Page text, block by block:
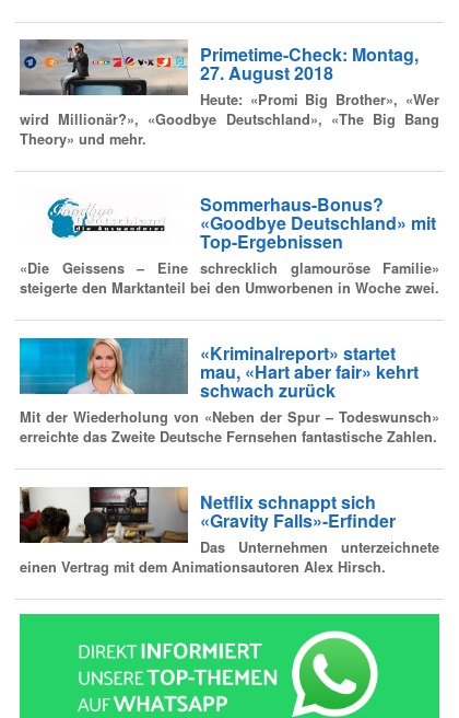
Primetime-Check: Montag,
27. August 2018
Heute: «Promi Big Brother», «Wer
wird Millionär?», «Goodbye Deutschland», «The Big Bang
Theory» und mehr.
Sommerhaus-Bonus?
«Goodbye Deutschland» mit
Top-Ergebnissen
«Die Geissens – Eine schrecklich glamouröse Familie»
steigerte den Marktanteil bei den Umworbenen in Woche zwei.
«Kriminalreport» startet
mau, «Hart aber fair» kehrt
schwach zurück
Mit der Wiederholung von «Neben der Spur – Todeswunsch»
erreichte das Zweite Deutsche Fernsehen fantastische Zahlen.
Netflix schnappt sich
«Gravity Falls»-Erfinder
Das Unternehmen unterzeichnete
einen Vertrag mit dem Animationsautoren Alex Hirsch.